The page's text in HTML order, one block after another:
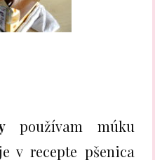
používam múku
v recepte pšenica